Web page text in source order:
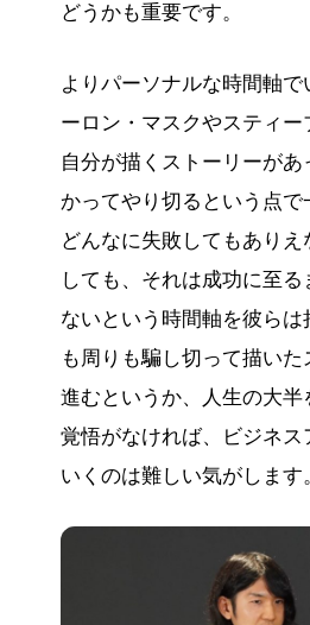
どうかも重要です。
よりパーソナルな時間軸で
ーロン・マスクやスティー
自分が描くストーリーがあ
かってやり切るという点で
どんなに失敗してもあり
しても、それは成功に至
ないという時間軸を彼らは
も周りも騙し切って描いた
進むというか、人生の大半
覚悟がなければ、ビジネス
いくのは難しい気がします